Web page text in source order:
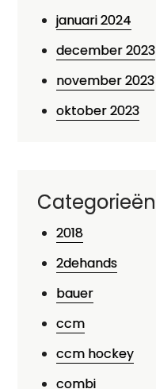
januari 2024
december 2023
november 2023
oktober 2023
Categorieën
2018
2dehands
bauer
ccm
ccm hockey
combi